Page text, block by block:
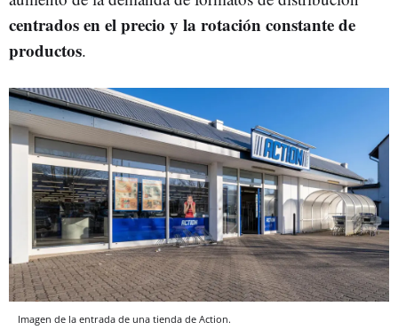
centrados en el precio y la rotación constante de
productos.
Imagen de la entrada de una tienda de Action.